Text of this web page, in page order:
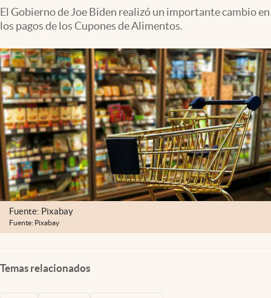
PC y mobile
USA
El Gobierno de Joe Biden realizó un importante cambio en
los pagos de los Cupones de Alimentos.
Fuente: Pixabay
Fuente: Pixabay
Temas relacionados